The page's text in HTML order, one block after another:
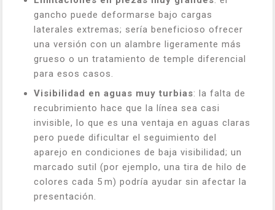
gancho puede deformarse bajo cargas
laterales extremas; sería beneficioso ofrecer
una versión con un alambre ligeramente más
grueso o un tratamiento de temple diferencial
para esos casos.
Visibilidad en aguas muy turbias: la falta de
recubrimiento hace que la línea sea casi
invisible, lo que es una ventaja en aguas claras
pero puede dificultar el seguimiento del
aparejo en condiciones de baja visibilidad; un
marcado sutil (por ejemplo, una tira de hilo de
colores cada 5 m) podría ayudar sin afectar la
presentación.